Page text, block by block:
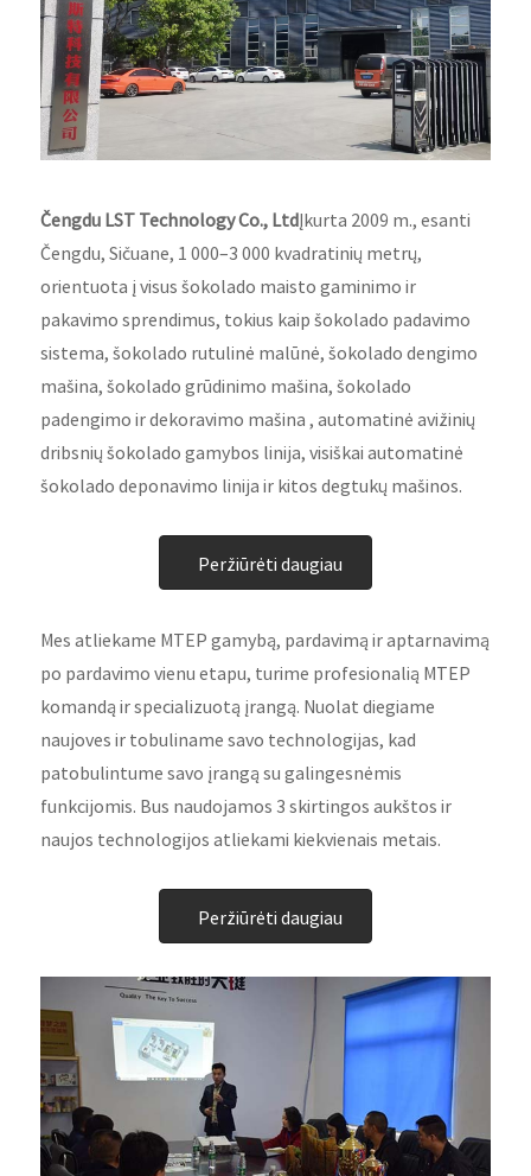
Čengdu LST Technology Co., LtdĮkurta 2009 m., esanti
Čengdu, Sičuane, 1 000–3 000 kvadratinių metrų,
orientuota į visus šokolado maisto gaminimo ir
pakavimo sprendimus, tokius kaip šokolado padavimo
sistema, šokolado rutulinė malūnė, šokolado dengimo
mašina, šokolado grūdinimo mašina, šokolado
padengimo ir dekoravimo mašina , automatinė avižinių
dribsnių šokolado gamybos linija, visiškai automatinė
šokolado deponavimo linija ir kitos degtukų mašinos.
Peržiūrėti daugiau
Mes atliekame MTEP gamybą, pardavimą ir aptarnavimą
po pardavimo vienu etapu, turime profesionalią MTEP
komandą ir specializuotą įrangą. Nuolat diegiame
naujoves ir tobuliname savo technologijas, kad
patobulintume savo įrangą su galingesnėmis
funkcijomis. Bus naudojamos 3 skirtingos aukštos ir
naujos technologijos atliekami kiekvienais metais.
Peržiūrėti daugiau